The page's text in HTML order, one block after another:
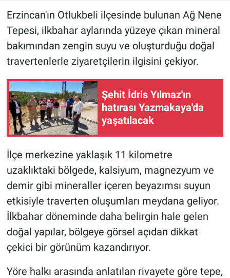
Erzincan'ın Otlukbeli ilçesinde bulunan Ağ Nene
Tepesi, ilkbahar aylarında yüzeye çıkan mineral
bakımından zengin suyu ve oluşturduğu doğal
travertenlerle ziyaretçilerin ilgisini çekiyor.
Şehit İdris Yılmaz'ın
hatırası Yazmakaya'da
yaşatılacak
İlçe merkezine yaklaşık 11 kilometre
uzaklıktaki bölgede, kalsiyum, magnezyum ve
demir gibi mineraller içeren beyazımsı suyun
etkisiyle traverten oluşumları meydana geliyor.
İlkbahar döneminde daha belirgin hale gelen
doğal yapılar, bölgeye görsel açıdan dikkat
çekici bir görünüm kazandırıyor.
Yöre halkı arasında anlatılan rivayete göre tepe,